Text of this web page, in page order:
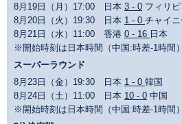
8月19日（月）17:00 日本 3 - 0 フィリピ
8月20日（火）19:30 日本 1 - 0 チャイ
8月21日（水）11:00 香港 0 - 16 日本
※開始時刻は日本時間（中国:時差-1時間）
スーパーラウンド
8月23日（金）19:30 日本 1 - 0 韓国
8月24日（土）11:00 日本 10 - 0 中国
※開始時刻は日本時間（中国:時差-1時間）